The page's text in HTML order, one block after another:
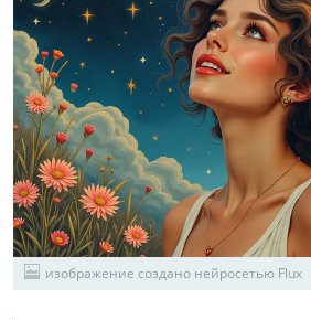
изображение создано нейросетью Flux